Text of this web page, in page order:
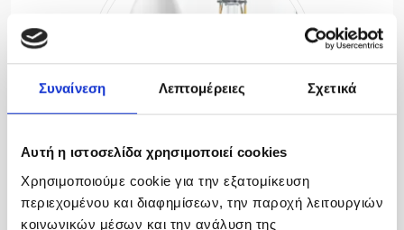
Συναίνεση Λεπτομέρειες Σχετικά
Αυτή η ιστοσελίδα χρησιμοποιεί cookies
Χρησιμοποιούμε cookie για την εξατομίκευση
περιεχομένου και διαφημίσεων, την παροχή λειτουργιών
κοινωνικών μέσων και την ανάλυση της
OŚWIETLENIE LED